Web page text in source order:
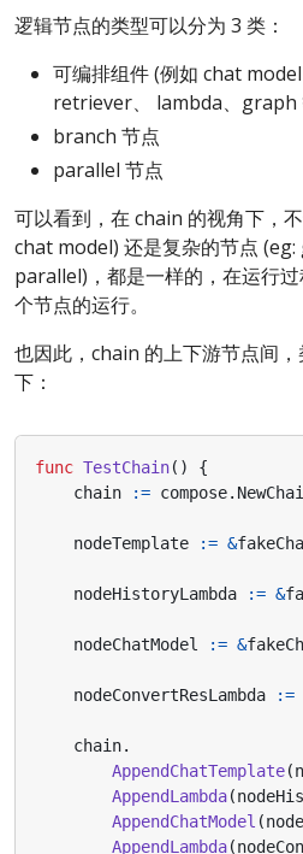
逻辑节点的类型可以分为 3 类：
可编排组件 (例如 chat
retriever、 lambda、graph
branch 节点
parallel 节点
可以看到，在 chain 的视角下，
chat model) 还是复杂的节点 (eg:
parallel)，都是一样的，在运行
个节点的运行。
也因此，chain 的上下游节点间
下：
func TestChain()
{
chain
:= compose.
nodeTemplate := &
nodeHistoryLambda := &
nodeChatModel := &
nodeConvertResLambda :=
chain.
AppendChatTemplate(
AppendLambda(
AppendChatModel (
AppendLambda(